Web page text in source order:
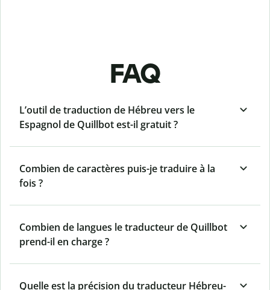
FAQ
L’outil de traduction de Hébreu vers le
Espagnol de Quillbot est-il gratuit ?
Combien de caractères puis-je traduire à la
fois ?
Combien de langues le traducteur de Quillbot
prend-il en charge ?
Quelle est la précision du traducteur Hébreu-